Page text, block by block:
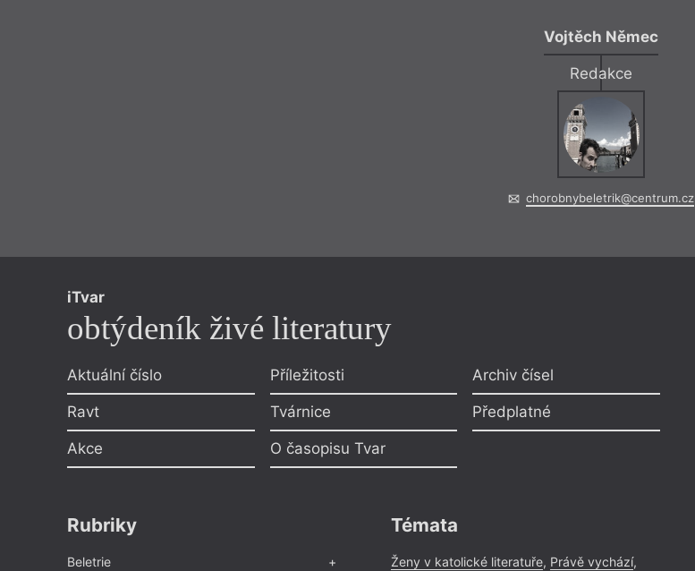
Vojtěch Němec
Redakce
chorobnybeletrik@centrum.cz
iTvar
obtýdeník živé literatury
Aktuální číslo
Ravt
Akce
Příležitosti
Tvárnice
O časopisu Tvar
Archiv čísel
Předplatné
Rubriky
Beletrie
Témata
Ženy v katolické literatuře, Právě vychází,